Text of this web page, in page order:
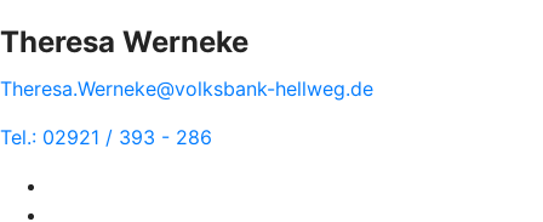
Theresa Werneke
Theresa.Werneke@volksbank-hellweg.de
Tel.: 02921 / 393 - 286